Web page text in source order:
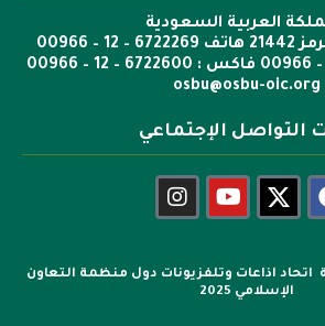
العربية السعودية
ص.ب: 6351 جدة الرمز 21442 هاتف 6722269 – 12 – 00966
osbu@osbu-oic.org
التواصل الإجتماعي
اذاعات وتلفزيونات دول منظمة التعاون
الإسلامي 2025